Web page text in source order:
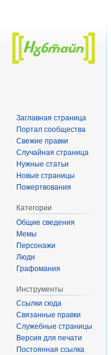
Заглавная страница
Портал сообщества
Свежие правки
Случайная страница
Нужные статьи
Новые страницы
Пожертвования
Категории
Общие сведения
Мемы
Персонажи
Люди
Графомания
Инструменты
Ссылки сюда
Связанные правки
Служебные страницы
Версия для печати
Постоянная ссылка